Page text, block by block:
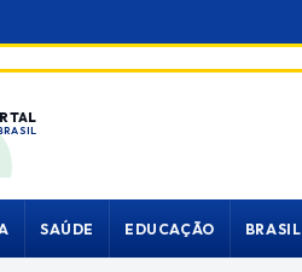
SAÚDE EDUCAÇÃO BRASIL